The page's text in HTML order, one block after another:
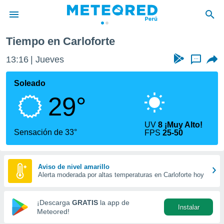
de
ha sido
calidad.
a este
las
y
forma
digital
basada
Tiempo en Carloforte
13:16 Jueves ...
Soleado
29°
Sensación de 33°
UV8 ¡Muy Alto!
FPS25-50
Aviso de nivel amarillo
Alerta moderada por altas temperaturas en Carloforte hoy
¡Descarga GRATIS la app de
Meteored!
Instalar